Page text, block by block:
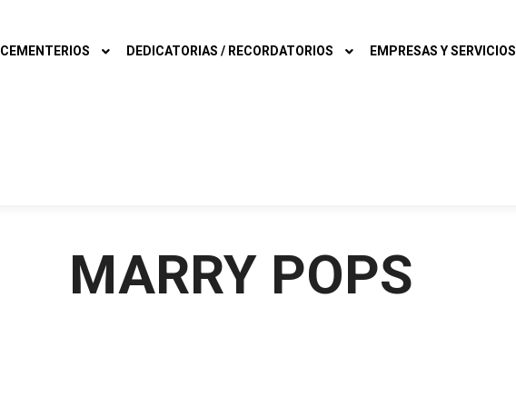
CEMENTERIOS DEDICATORIAS / RECORDATORIOS EMPRESAS Y SERVICIOS
MARRY POPS